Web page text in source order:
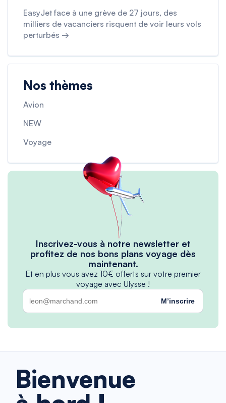
EasyJet face à une grève de 27 jours, des
milliers de vacanciers risquent de voir leurs vols
perturbés →
Nos thèmes
Avion
NEW
Voyage
Inscrivez-vous à notre newsletter et
profitez de nos bons plans voyage dès
maintenant.
Et en plus vous avez 10€ offerts sur votre premier
voyage avec Ulysse !
M’inscrire
Bienvenue